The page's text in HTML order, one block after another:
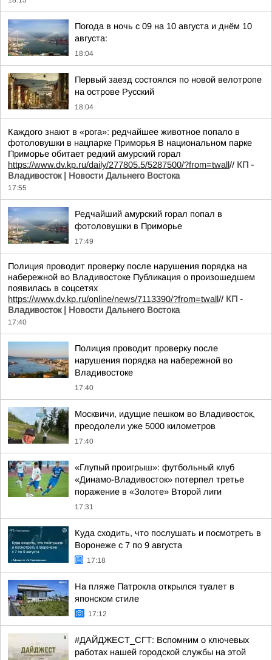
Погода в ночь с 09 на 10 августа и днём 10
августа:
18:04
Первый заезд состоялся по новой велотропе
на острове Русский
18:04
Каждого знают в «рога»: редчайшее животное попало в
фотоловушки в нацпарке Приморья В национальном парке
Приморье обитает редкий амурский горал
https://www.dv.kp.ru/daily/277805.5/5287500/?from=twall// КП -
Владивосток | Новости Дальнего Востока
17:55
Редчайший амурский горал попал в
фотоловушки в Приморье
17:49
Полиция проводит проверку после нарушения порядка на
набережной во Владивостоке Публикация о произошедшем
появилась в соцсетях
https://www.dv.kp.ru/online/news/7113390/?from=twall// КП -
Владивосток | Новости Дальнего Востока
17:40
Полиция проводит проверку после
нарушения порядка на набережной во
Владивостоке
17:40
Москвичи, идущие пешком во Владивосток,
преодолели уже 5000 километров
17:40
«Глупый проигрыш»: футбольный клуб
«Динамо-Владивосток» потерпел третье
поражение в «Золоте» Второй лиги
17:31
Куда сходить, что послушать и посмотреть в
Воронеже с 7 по 9 августа
17:18
На пляже Патрокла открылся туалет в
японском стиле
17:12
#ДАЙДЖЕСТ_СГТ: Вспомним о ключевых
работах нашей городской службы на этой